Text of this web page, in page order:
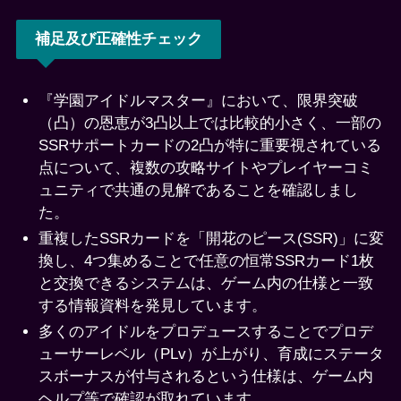
補足及び正確性チェック
『学園アイドルマスター』において、限界突破
（凸）の恩恵が3凸以上では比較的小さく、一部の
SSRサポートカードの2凸が特に重要視されている
点について、複数の攻略サイトやプレイヤーコミ
ュニティで共通の見解であることを確認しまし
た。
重複したSSRカードを「開花のピース(SSR)」に変
換し、4つ集めることで任意の恒常SSRカード1枚
と交換できるシステムは、ゲーム内の仕様と一致
する情報資料を発見しています。
多くのアイドルをプロデュースすることでプロデ
ューサーレベル（PLv）が上がり、育成にステータ
スボーナスが付与されるという仕様は、ゲーム内